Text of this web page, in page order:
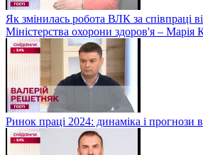
Як змінилась робота ВЛК за співпраці
Міністерства охорони здоров'я – Марія
Ринок праці 2024: динаміка і прогнози